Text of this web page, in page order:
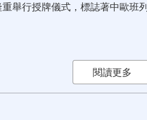
舉行授牌儀式，標誌著中歐班列
閱讀更多